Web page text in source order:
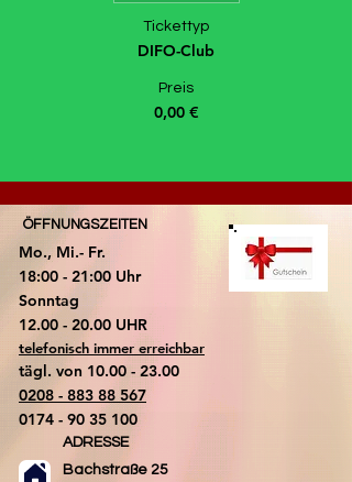
Tickettyp
DIFO-Club
Preis
0,00 €
ÖFFNUNGSZEITEN
Mo., Mi.- Fr.
18:00 - 21:00 Uhr
​Sonntag
​12.00 - 20.00 UHR
telefonisch immer erreichbar
tägl. von 10.00 - 23.00
0208 - 883 88 567
0174 - 90 35 100
ADRESSE
Bachstraße 25